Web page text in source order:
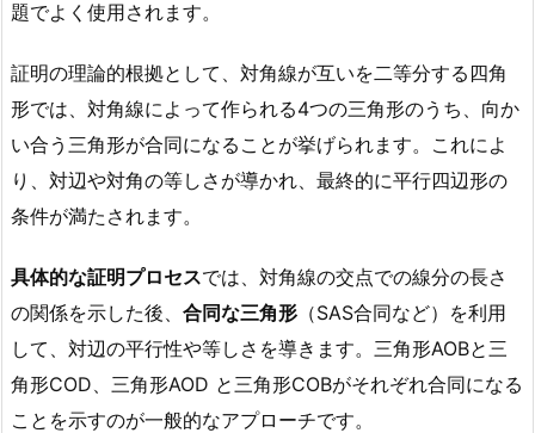
題でよく使用されます。
証明の理論的根拠として、対角線が互いを二等分する四角
形では、対角線によって作られる4つの三角形のうち、向か
い合う三角形が合同になることが挙げられます。これによ
り、対辺や対角の等しさが導かれ、最終的に平行四辺形の
条件が満たされます。
具体的な証明プロセスでは、対角線の交点での線分の長さ
の関係を示した後、 合同な三角形 （SAS合同など）を利用
して、対辺の平行性や等しさを導きます。三角形AOBと三
角形COD、三角形AOD と三角形COBがそれぞれ合同になる
ことを示すのが一般的なアプローチです。